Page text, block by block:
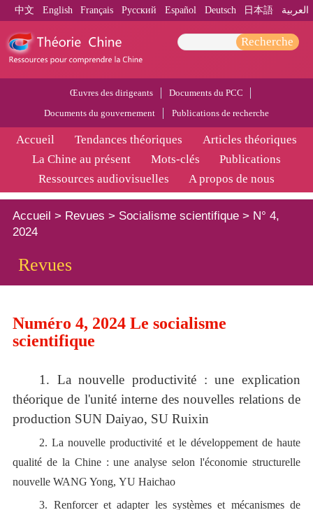
中文 English Français Pусский Español Deutsch 日本語 العربية
Recherche
Œuvres des dirigeants
Documents du PCC
Documents du gouvernement
Publications de recherche
Accueil Tendances théoriques
Articles théoriques
La Chine au présent
Mots-clés
Publications
Ressources audiovisuelles
A propos de nous
Accueil > Revues > Socialisme scientifique> N° 4,
2024
Revues
Numéro 4, 2024 Le socialisme
scientifique
1. La nouvelle productivité :une explication
théorique de l'unité interne des nouvelles relations de
production SUN Daiyao, SU Ruixin
2.La nouvelle productivité et le développement de haute
qualité de la Chine :une analyse selon l'économie structurelle
nouvelleWANG Yong, YU Haichao
3. Renforcer et adapter les systèmes et mécanismes de